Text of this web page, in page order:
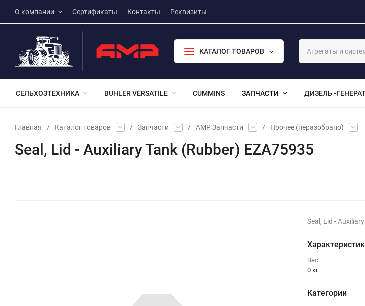
О компании Сертификаты Контакты Реквизиты
КАТАЛОГ ТОВАРОВ
СЕЛЬХОЗТЕХНИКА BUHLER VERSATILE CUMMINS ЗАПЧАСТИ ДИЗЕЛЬ -
Главная / Каталог товаров / Запчасти / АМР Запчасти / Прочее (неразобрано)
Seal, Lid - Auxiliary Tank (Rubber) EZA75935
Seal, Lid -
Вес:
0 кг
Категории